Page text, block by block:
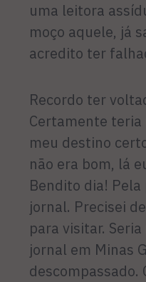
uma leitora
moço aquele, já
acredito ter
Recordo ter
Certamente
meu destino
não era bom, lá
Bendito dia!
jornal. Precisei
para visitar.
jornal em Minas
descompassado.